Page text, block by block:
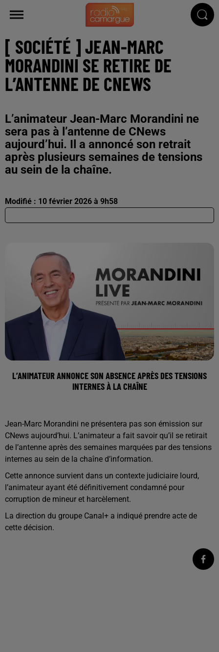
[ SOCIÉTÉ ] JEAN-MARC
MORANDINI SE RETIRE DE
L’ANTENNE DE CNEWS
L’animateur Jean-Marc Morandini ne
sera pas à l’antenne de CNews
aujourd’hui. Il a annoncé son retrait
après plusieurs semaines de tensions
au sein de la chaîne.
Modifié : 10 février 2026 à 9h58
L’ANIMATEUR ANNONCE SON ABSENCE APRÈS DES TENSIONS
INTERNES À LA CHAÎNE
Jean-Marc Morandini ne présentera pas son émission sur
CNews aujourd’hui. L’animateur a fait savoir qu’il se retirait
de l’antenne après des semaines marquées par des tensions
internes au sein de la chaîne d’information.
Cette annonce survient dans un contexte judiciaire lourd,
l’animateur ayant été définitivement condamné pour
corruption de mineur et harcèlement.
La direction du groupe Canal+ a indiqué prendre acte de
cette décision.